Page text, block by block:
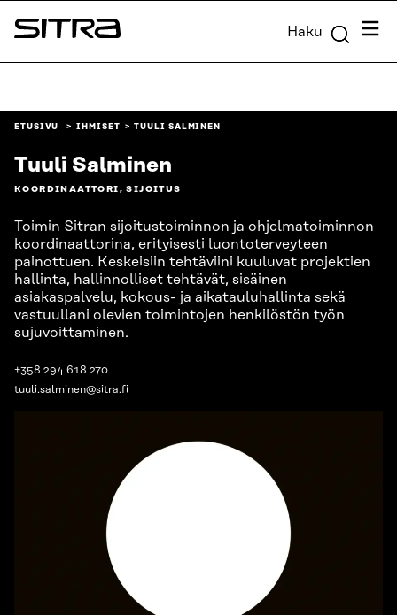
Siirry
suoraan
Sitra Haku
ETUSIVU IHMISET TUULI SALMINEN
Tuuli Salminen
KOORDINAATTORI, SIJOITUS
Toimin Sitran sijoitustoiminnon ja ohjelmatoiminnon
koordinaattorina, erityisesti luontoterveyteen
painottuen. Keskeisiin tehtäviini kuuluvat projektien
hallinta, hallinnolliset tehtävät, sisäinen
asiakaspalvelu, kokous- ja aikatauluhallinta sekä
vastuullani olevien toimintojen henkilöstön työn
sujuvoittaminen.
+358 294 618 270
tuuli.salminen@sitra.fi